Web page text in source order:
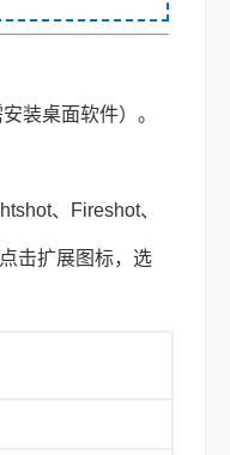
装桌面软件）。
、Fireshot、
击扩展图标，选